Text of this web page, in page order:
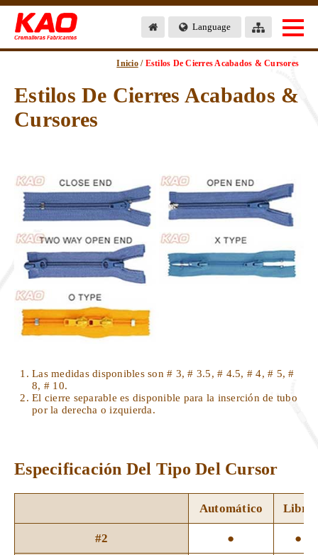
Language
Inicio/ Estilos De Cierres Acabados & Cursores
Estilos De Cierres Acabados &
Cursores
Las medidas disponibles son # 3, # 3.5, # 4.5, # 4, # 5, #
8, # 10.
El cierre separable es disponible para la inserción de tubo
por la derecha o izquierda.
Especificación Del Tipo Del Cursor
Automático Libre
#2 ● ●